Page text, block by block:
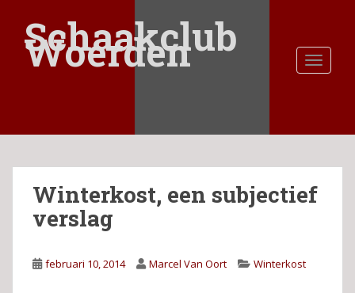
a
Schaakclub
Woerden
Winterkost, een subjectief
verslag
februari 10, 2014 Marcel Van Oort Winterkost